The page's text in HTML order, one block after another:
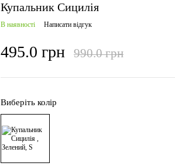
Купальник Сицилія
В наявності Написати відгук
495.0 грн 990.0 грн
Виберіть колір